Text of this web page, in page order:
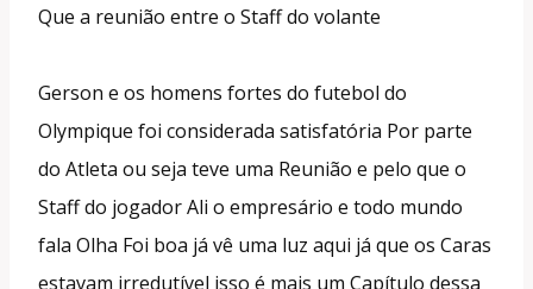
Que a reunião entre o Staff do volante
Gerson e os homens fortes do futebol do
Olympique foi considerada satisfatória Por parte
do Atleta ou seja teve uma Reunião e pelo que o
Staff do jogador Ali o empresário e todo mundo
fala Olha Foi boa já vê uma luz aqui já que os Caras
estavam irredutível isso é mais um Capítulo dessa